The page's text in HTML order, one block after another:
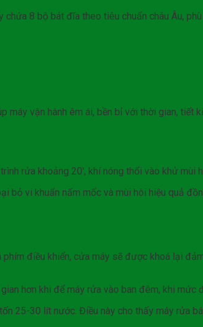
8 bộ bát đĩa theo tiêu chuẩn châu Âu,
máy vận hành êm ái, bền bỉ với thời gian, tiết
rửa khoảng 20′, khí nóng thổi vào khử mùi
vi khuẩn nấm mốc và mùi hôi hiệu quả
điều khiển, cửa máy sẽ được khoá lại
hơn khi để máy rửa vào ban đêm, khi mức
25-30 lít nước. Điều này cho thấy máy rửa